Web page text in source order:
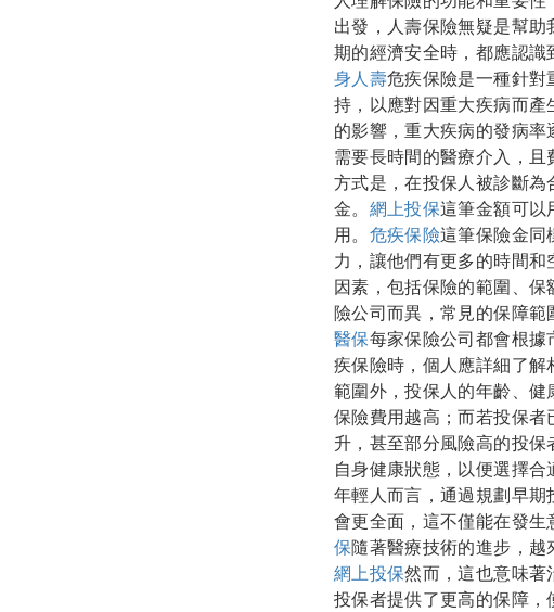
出發，人壽保險無疑是幫助
期的經濟安全時，都應認
身人壽危疾保險是一種針對
持，以應對因重大疾病而
的影響，重大疾病的發病
需要長時間的醫療介入，且
方式是，在投保人被診斷
金。 網上投保這筆金額可以
用。 危疾保險這筆保險金同
力，讓他們有更多的時間和
因素，包括保險的範圍、
險公司而異，常見的保障範
醫保每家保險公司都會根據
疾保險時，個人應詳細了解
範圍外，投保人的年齡、
保險費用越高；而若投保
升，甚至部分風險高的投保
自身健康狀態，以便選擇合
年輕人而言，通過規劃早
會更全面，這不僅能在發
保隨著醫療技術的進步，越
網上投保然而，這也意味著
投保者提供了更高的保障，